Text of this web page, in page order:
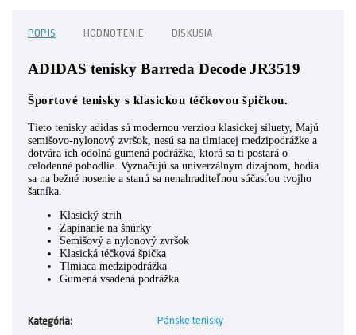
POPIS HODNOTENIE DISKUSIA
ADIDAS tenisky Barreda Decode JR3519
Športové tenisky s klasickou téčkovou špičkou.
Tieto tenisky adidas sú modernou verziou klasickej siluety, Majú
semišovo-nylonový zvršok, nesú sa na tlmiacej medzipodrážke a
dotvára ich odolná gumená podrážka, ktorá sa ti postará o
celodenné pohodlie. Vyznačujú sa univerzálnym dizajnom, hodia
sa na bežné nosenie a stanú sa nenahraditeľnou súčasťou tvojho
šatníka.
Klasický strih
Zapínanie na šnúrky
Semišový a nylonový zvršok
Klasická téčková špička
Tlmiaca medzipodrážka
Gumená vsadená podrážka
Kategória: Pánske tenisky